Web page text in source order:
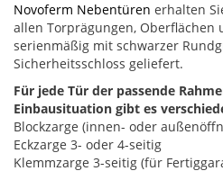
Novoferm Nebentüren erhalten
allen Torprägungen, Oberflächen
serienmäßig mit schwarzer
Sicherheitsschloss geliefert.
Für jede Tür der passende
Einbausituation gibt es
Blockzarge (innen- oder
Eckzarge 3- oder 4-seitig
Klemmzarge 3-seitig (für